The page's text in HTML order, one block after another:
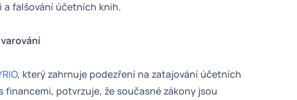
falšování účetních knih.
varování
, který zahrnuje podezření na zatajování účetních
financemi, potvrzuje, že současné zákony jsou